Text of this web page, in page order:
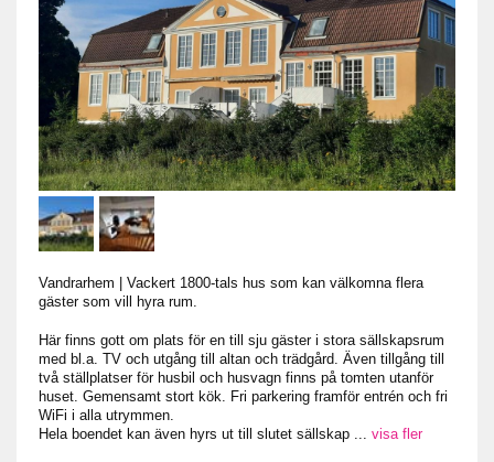
Vandrarhem
Vackert 1800-tals hus som kan välkomna flera
gäster som vill hyra rum.
Här finns gott om plats för en till sju gäster i stora sällskapsrum
med bl.a. TV och utgång till altan och trädgård. Även tillgång till
två ställplatser för husbil och husvagn finns på tomten utanför
huset. Gemensamt stort kök. Fri parkering framför entrén och fri
WiFi i alla utrymmen.
Hela boendet kan även hyrs ut till slutet sällskap
visa fler